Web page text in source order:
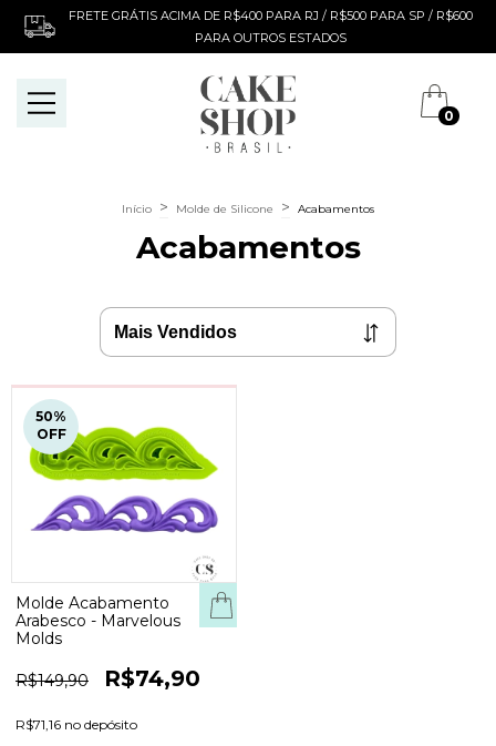
FRETE GRÁTIS ACIMA DE R$400 PARA RJ / R$500 PARA SP / R$600
PARA OUTROS ESTADOS
0
Início > Molde de Silicone > Acabamentos
Acabamentos
50%
OFF
Molde Acabamento
Arabesco - Marvelous
Molds
R$149,90 R$74,90
R$71,16 no depósito